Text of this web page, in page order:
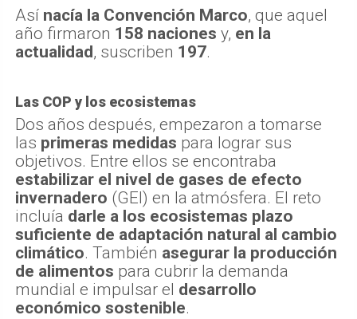
Así nacía la Convención Marco, que aquel
año firmaron 158 naciones y, en la
actualidad, suscriben 197.
Las COP y los ecosistemas
Dos años después, empezaron a tomarse
las primeras medidas para lograr sus
objetivos. Entre ellos se encontraba
estabilizar el nivel de gases de efecto
invernadero (GEI) en la atmósfera. El reto
incluía darle a los ecosistemas plazo
suficiente de adaptación natural al cambio
climático. También asegurar la producción
de alimentos para cubrir la demanda
mundial e impulsar el desarrollo
económico sostenible.